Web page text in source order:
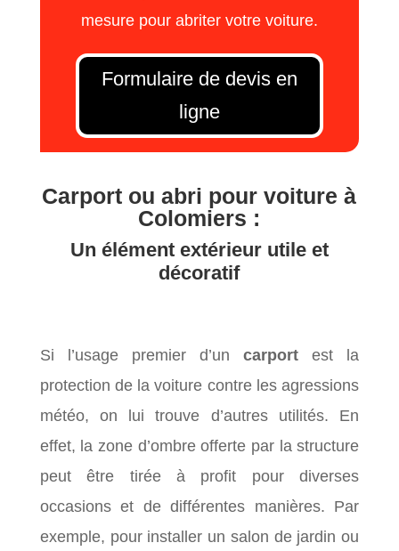
mesure pour abriter votre voiture.
Formulaire de devis en
ligne
Carport ou abri pour voiture à
Colomiers :
Un élément extérieur utile et
décoratif
Si l’usage premier d’uncarport est la
protection de la voiture contre les agressions
météo, on lui trouve d’autres utilités. En
effet, la zone d’ombre offerte par la structure
peut être tirée à profit pour diverses
occasions et de différentes manières. Par
exemple, pour installer un salon de jardin ou